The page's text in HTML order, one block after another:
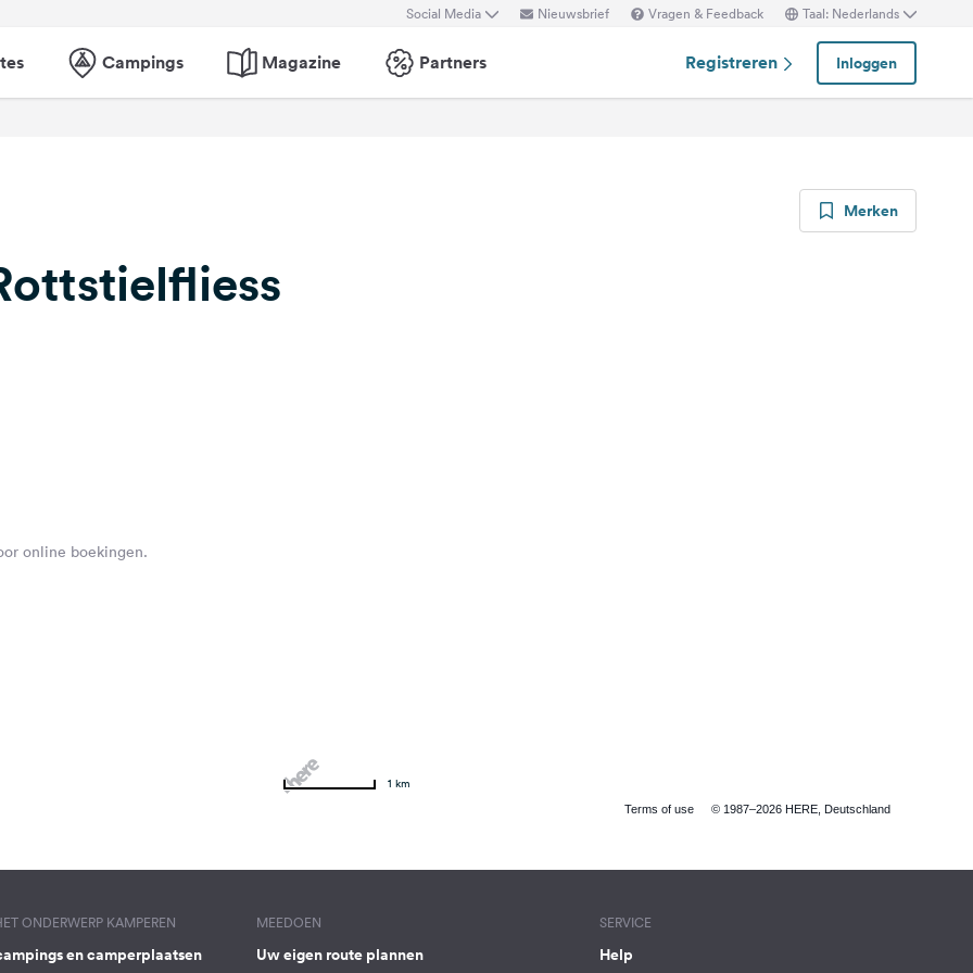
Social Media Nieuwsbrief Vragen & Feedback Taal: Nederlands
Campings Magazine Partners Registreren Inloggen
Merken
online boekingen.
Terms of use © 1987–2026 HERE, Deutschland
1 km
ONDERWERP KAMPEREN
en camperplaatsen
MEEDOEN
Uw eigen route plannen
SERVICE
Help